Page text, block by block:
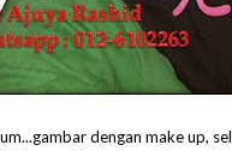
dengan make up,